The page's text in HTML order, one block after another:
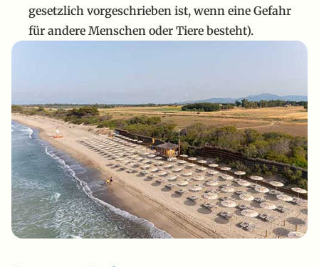
gesetzlich vorgeschrieben ist, wenn eine Gefahr
für andere Menschen oder Tiere besteht).